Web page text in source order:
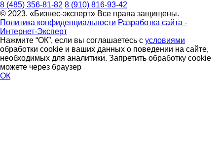
8 (485) 356-81-82 8 (910) 816-93-42
© 2023. «Бизнес-эксперт» Все права защищены.
Политика конфиденциальности Разработка сайта -
Интернет-Эксперт
Нажмите “ОК”, если вы соглашаетесь с условиями
обработки cookie и ваших данных о поведении на сайте,
необходимых для аналитики. Запретить обработку cookie
можете через браузер
ОК